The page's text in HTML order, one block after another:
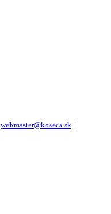
webmaster@koseca.sk |